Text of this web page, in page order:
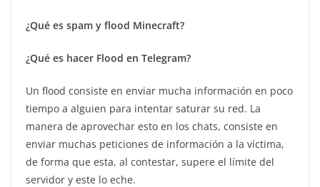
¿Qué es spam y flood Minecraft?
¿Qué es hacer Flood en Telegram?
Un flood consiste en enviar mucha información en poco
tiempo a alguien para intentar saturar su red. La
manera de aprovechar esto en los chats, consiste en
enviar muchas peticiones de información a la víctima,
de forma que esta, al contestar, supere el límite del
servidor y este lo eche.